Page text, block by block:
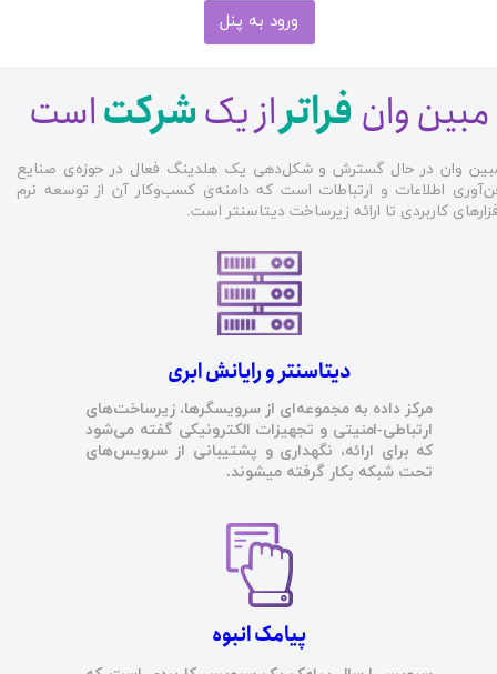
ورود به پنل
مبین وانفراتراز یکشرکتاست
وان در حال گسترش و شکل‌دهی یک هلدینگ فعال در حوزه‌ی صنایع
اطلاعات و ارتباطات است که دامنه‌ی کسب‌وکار آن از توسعه نرم
کاربردی تا ارائه زیرساخت دیتاسنتر است.
​دیتاسنتر و رایانش ابری
مرکز داده به مجموعه‌ای از سرویسگرها، زیرساخت‌های
ارتباطی-امنیتی و تجهیزات الکترونیکی گفته می‌شود
که برای ارائه، نگهداری و پشتیبانی از سرویس‌های
تحت شبکه بکار گرفته میشوند.
پیامک انبوه